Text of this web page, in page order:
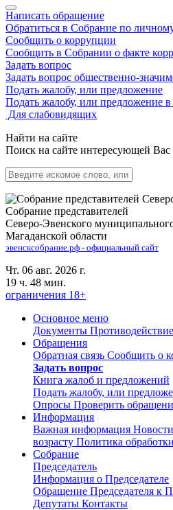
Написать обращение
Обратиться в Собрание по
Сообщить о коррупции
Сообщить в Собрании о факте
Задать вопрос
Задать вопрос общественно-
Подать жалобу, или предложение
Подать жалобу, или предложение
Для слабовидящих
Найти на сайте
Поиск на сайте интересующей
Собрание представителей
Северо-Эвенского
Магаданской области
эвенсксобрание.рф - официальный сайт
Чт. 06 авг. 2026 г.
19 ч. 48 мин.
ограничения 18+
Основное меню
Документы
Обращения
Обратная связь Сообщить о
Задать вопрос
Книга жалоб и предложений
Подать жалобу, или
Опросы Проверить
Информация
Важная информация Новости
возрасту Политика
Собрание
Председатель
Информация о Председателе
Обращение Председателя к
Депутаты Контакты